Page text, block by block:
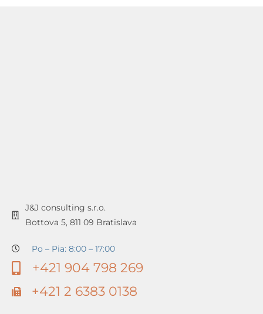
J&J consulting s.r.o.
Bottova 5, 811 09 Bratislava
Po – Pia: 8:00 – 17:00
+421 904 798 269
+421 2 6383 0138